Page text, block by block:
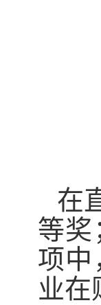
在
等奖
项中
业在